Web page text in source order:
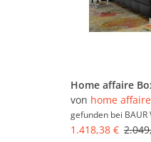
von home affaire
gefunden bei BAUR
1.418,38 €